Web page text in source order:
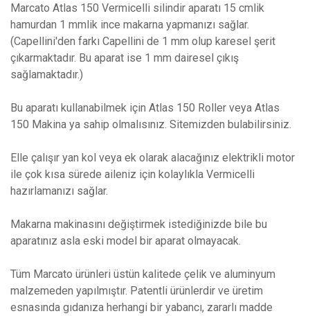
Marcato Atlas 150 Vermicelli silindir aparatı 15 cmlik
hamurdan 1 mmlik ince makarna yapmanızı sağlar.
(Capellini'den farkı Capellini de 1 mm olup karesel şerit
çıkarmaktadır. Bu aparat ise 1 mm dairesel çıkış
sağlamaktadır.)
Bu aparatı kullanabilmek için Atlas 150 Roller veya Atlas
150 Makina ya sahip olmalısınız. Sitemizden bulabilirsiniz.
Elle çalışır yan kol veya ek olarak alacağınız elektrikli motor
ile çok kısa sürede aileniz için kolaylıkla Vermicelli
hazırlamanızı sağlar.
Makarna makinasını değiştirmek istediğinizde bile bu
aparatınız asla eski model bir aparat olmayacak.
Tüm Marcato ürünleri üstün kalitede çelik ve aluminyum
malzemeden yapılmıştır. Patentli ürünlerdir ve üretim
esnasında gıdanıza herhangi bir yabancı, zararlı madde